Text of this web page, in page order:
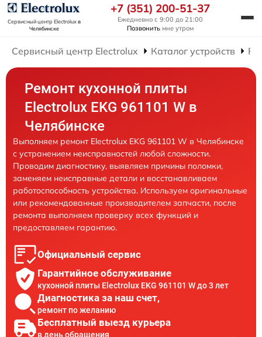
Сервисный центр Electroluxв
Челябинске
+7 (351) 200-51-37
Ежедневно с 9:00 до 21:00
Позвонить мне утром
Сервисный центр Electrolux Каталог устройств
Ремонт кухонной плиты
Electrolux EKG 961101 W в
Челябинске
Выполняем ремонт Electrolux EKG 961101 W в Челябинске
с устранением неисправностей любой сложности.
Проводим диагностику, выявляем причины поломки,
заменяем неисправные детали и восстанавливаем
работоспособность устройства. Используем оригинальные
или рекомендованные производителем запчасти, после
ремонта выполняем проверку всех функций и
предоставляем гарантию.
Официальный сервис
Гарантийное обслуживание
кухонной плиты Electrolux EKG 961101 W до 3 лет
Диагностика за наш счет,
ремонт по желанию
Бесплатный выезд курьера
в день обращения